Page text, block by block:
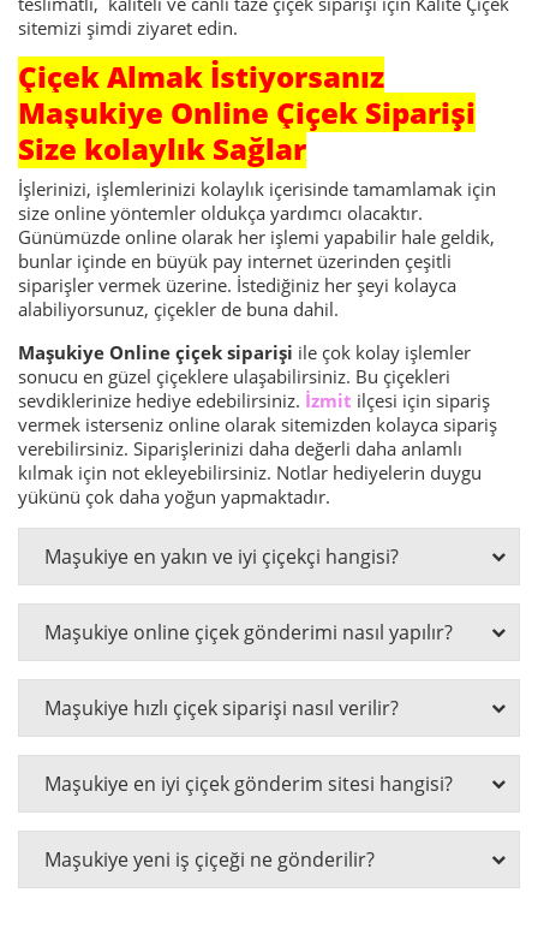
sitemizi şimdi ziyaret edin.
Çiçek Almak İstiyorsanız
Maşukiye Online Çiçek Siparişi
Size kolaylık Sağlar
İşlerinizi, işlemlerinizi kolaylık içerisinde tamamlamak için
size online yöntemler oldukça yardımcı olacaktır.
Günümüzde online olarak her işlemi yapabilir hale geldik,
bunlar içinde en büyük pay internet üzerinden çeşitli
siparişler vermek üzerine. İstediğiniz her şeyi kolayca
alabiliyorsunuz, çiçekler de buna dahil.
Maşukiye Online çiçek siparişi ile çok kolay işlemler
sonucu en güzel çiçeklere ulaşabilirsiniz. Bu çiçekleri
sevdiklerinize hediye edebilirsiniz. İzmit ilçesi için sipariş
vermek isterseniz online olarak sitemizden kolayca sipariş
verebilirsiniz. Siparişlerinizi daha değerli daha anlamlı
kılmak için not ekleyebilirsiniz. Notlar hediyelerin duygu
yükünü çok daha yoğun yapmaktadır.
Maşukiye en yakın ve iyi çiçekçi hangisi?
Maşukiye online çiçek gönderimi nasıl yapılır?
Maşukiye hızlı çiçek siparişi nasıl verilir?
Maşukiye en iyi çiçek gönderim sitesi hangisi?
Maşukiye yeni iş çiçeği ne gönderilir?